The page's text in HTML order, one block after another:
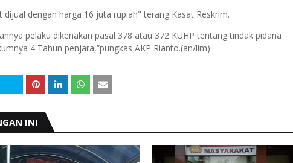
dengan harga 16 juta rupiah" terang Kasat Reskrim.
pelaku dikenakan pasal 378 atau 372 KUHP tentang tindak pidana
4 Tahun penjara,”pungkas AKP Rianto.(an/lim)
INI